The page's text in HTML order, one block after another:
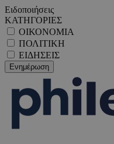
Ειδοποιήσεις
ΚΑΤΗΓΟΡΙΕΣ
ΟΙΚΟΝΟΜΙΑ
ΠΟΛΙΤΙΚΗ
ΕΙΔΗΣΕΙΣ